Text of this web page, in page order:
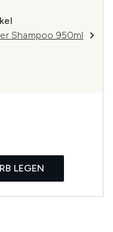
Shampoo 950ml
LEGEN